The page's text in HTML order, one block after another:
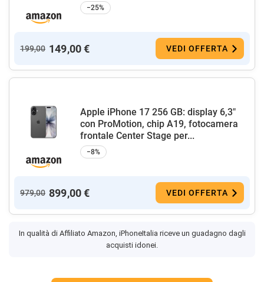
−25%
199,00 149,00 € VEDI OFFERTA
Apple iPhone 17 256 GB: display 6,3"
con ProMotion, chip A19, fotocamera
frontale Center Stage per...
−8%
979,00 899,00 € VEDI OFFERTA
In qualità di Affiliato Amazon, iPhoneItalia riceve un guadagno dagli
acquisti idonei.